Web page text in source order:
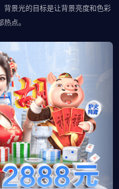
背景光的目标是让背景亮度和色彩
点。